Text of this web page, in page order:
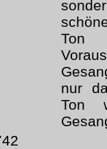
nur
Ton